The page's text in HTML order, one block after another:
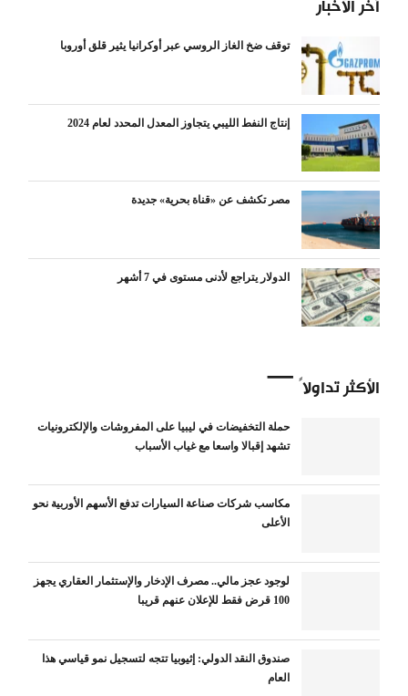
آخر الأخبار
توقف ضخ الغاز الروسي عبر أوكرانيا يثير قلق أوروبا
إنتاج النفط الليبي يتجاوز المعدل المحدد لعام 2024
مصر تكشف عن «قناة بحرية» جديدة
الدولار يتراجع لأدنى مستوى في 7 أشهر
الأكثر تداولاً
حملة التخفيضات في ليبيا على المفروشات والإلكترونيات
تشهد إقبالا واسعا مع غياب الأسباب
مكاسب شركات صناعة السيارات تدفع الأسهم الأوربية نحو
الأعلى
لوجود عجز مالي.. مصرف الإدخار والإستثمار العقاري يجهز
100 قرض فقط للإعلان عنهم قريبا
صندوق النقد الدولي: إثيوبيا تتجه لتسجيل نمو قياسي هذا
العام